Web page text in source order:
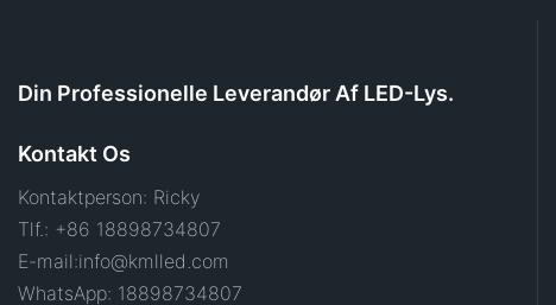
Din Professionelle Leverandør Af LED-Lys.
Kontakt Os
Kontaktperson: Ricky
Tlf.: +86 18898734807
E-mail:info@kmlled.com
WhatsApp: 18898734807